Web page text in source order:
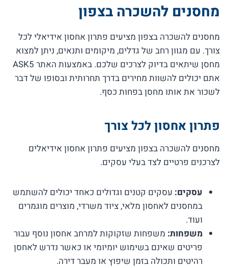
מחסנים להשכרה בצפון
מחסנים להשכרה בצפון מציעים פתרון אחסון אידיאלי לכל
צורך. עם מגוון רחב של גדלים, מיקומים ותנאים, ניתן למצוא
מחסן שיתאים בדיוק לצרכים שלכם. באמצעות האתר ASK5
אתם יכולים להשוות מחירים בדרך תחרותית ובסופו של דבר
לשכור את אותו מחסן בפחות כסף.
פתרון אחסון לכל צורך
מחסנים להשכרה בצפון מציעים פתרון אחסון אידיאלים
לצרכנים פרטיים לצד בעלי עסקים.
עסקים: עסקים קטנים וגדולים כאחד יכולים להשתמש
במחסנים לאחסון מלאי, ציוד משרדי, מוצרים מוגמרים
ועוד.
משפחות: משפחות שזקוקות למרחב אחסון נוסף עבור
פריטים שאינם בשימוש יומיומי או כאשר נדרש לאחסן
רהיטים ותכולה בזמן שיפוץ או מעבר דירה.